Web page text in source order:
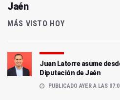
Jaén
MÁS VISTO HOY
Juan Latorre asume
Diputación de Jaén
PUBLICADO AYER A LAS